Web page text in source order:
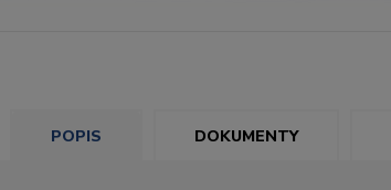
POPIS DOKUMENTY